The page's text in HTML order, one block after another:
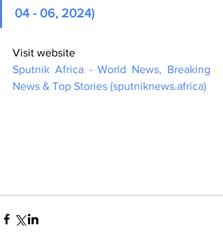
04 - 06, 2024)
Visit website
Sputnik Africa - World News, Breaking
News & Top Stories (sputniknews.africa)